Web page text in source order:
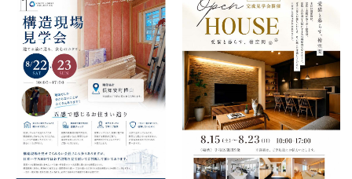
全国の展示場
北海道
札幌
東北
お近くのイベント
北海道
札幌
札幌
小樽
東北